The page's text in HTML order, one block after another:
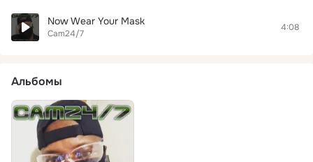
Now Wear Your Mask
Cam24/7
4:08
Альбомы